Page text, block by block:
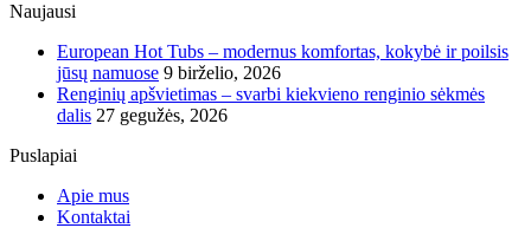
Naujausi
European Hot Tubs – modernus komfortas, kokybė ir poilsis
jūsų namuose 9 birželio, 2026
Renginių apšvietimas – svarbi kiekvieno renginio sėkmės
dalis 27 gegužės, 2026
Puslapiai
Apie mus
Kontaktai